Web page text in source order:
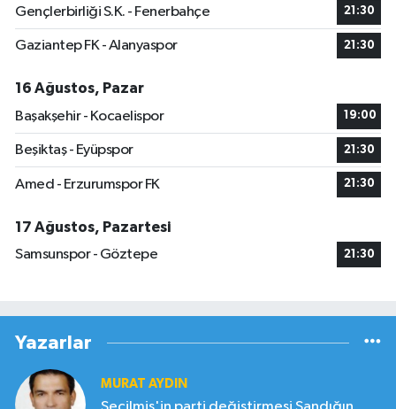
Gençlerbirliği S.K. - Fenerbahçe 21:30
Gaziantep FK - Alanyaspor 21:30
16 Ağustos, Pazar
Başakşehir - Kocaelispor
19:00
Beşiktaş - Eyüpspor 21:30
Amed - Erzurumspor FK 21:30
17 Ağustos, Pazartesi
Samsunspor - Göztepe
21:30
Yazarlar
MURAT AYDIN